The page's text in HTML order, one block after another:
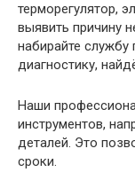
терморегулятор,
выявить причину
набирайте
диагностику,
Наши
инструментов,
деталей. Это
сроки.